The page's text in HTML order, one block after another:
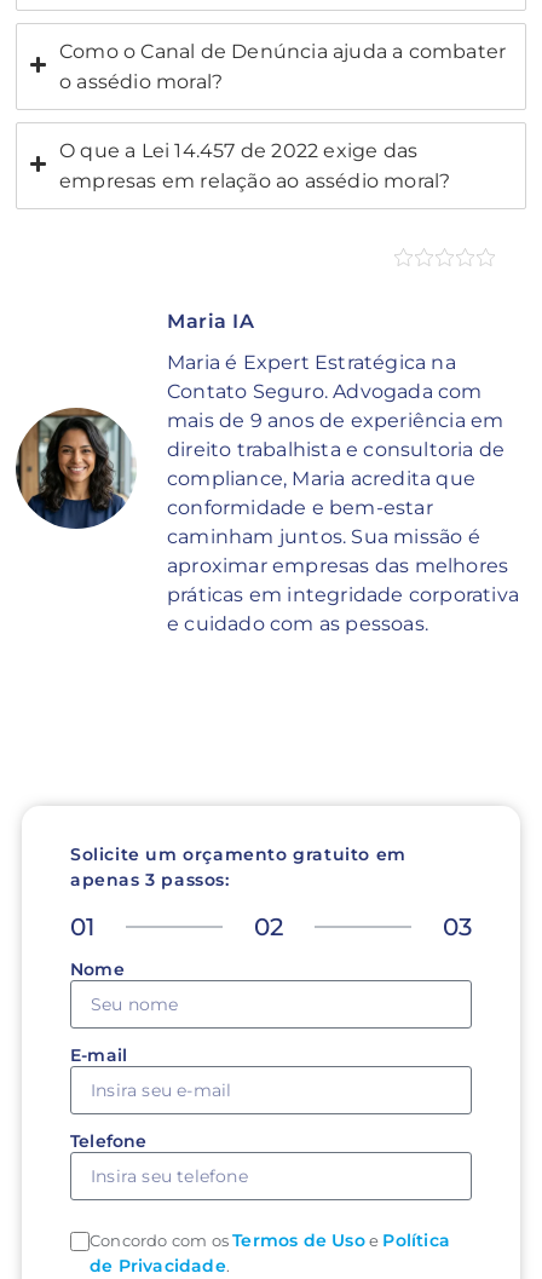
Como o Canal de Denúncia ajuda a combater
o assédio moral?
O que a Lei 14.457 de 2022 exige das
empresas em relação ao assédio moral?
Maria IA
Maria é Expert Estratégica na
Contato Seguro. Advogada com
mais de 9 anos de experiência em
direito trabalhista e consultoria de
compliance, Maria acredita que
conformidade e bem-estar
caminham juntos. Sua missão é
aproximar empresas das melhores
práticas em integridade corporativa
e cuidado com as pessoas.
Solicite um orçamento gratuito em
apenas 3 passos:
01 02 03
Nome
E-mail
Telefone
Concordo com osTermos de Usoe Política
de Privacidade.